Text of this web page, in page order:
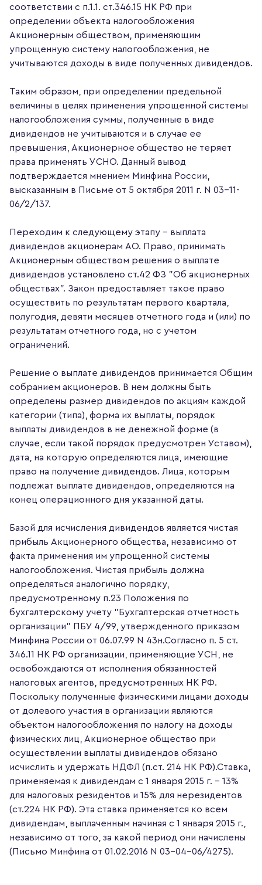
соответствии с п.1.1. ст.346.15 НК РФ при
определении объекта налогообложения
Акционерным обществом, применяющим
упрощенную систему налогообложения, не
учитываются доходы в виде полученных дивидендов.
Таким образом, при определении предельной
величины в целях применения упрощенной системы
налогообложения суммы, полученные в виде
дивидендов не учитываются и в случае ее
превышения, Акционерное общество не теряет
права применять УСНО. Данный вывод
подтверждается мнением Минфина России,
высказанным в Письме от 5 октября 2011 г. N 03-11-
06/2/137.
Переходим к следующему этапу – выплата
дивидендов акционерам АО. Право, принимать
Акционерным обществом решения о выплате
дивидендов установлено ст.42 ФЗ "Об акционерных
обществах". Закон предоставляет такое право
осуществить по результатам первого квартала,
полугодия, девяти месяцев отчетного года и (или) по
результатам отчетного года, но с учетом
ограничений.
Решение о выплате дивидендов принимается Общим
собранием акционеров. В нем должны быть
определены размер дивидендов по акциям каждой
категории (типа), форма их выплаты, порядок
выплаты дивидендов в не денежной форме (в
случае, если такой порядок предусмотрен Уставом),
дата, на которую определяются лица, имеющие
право на получение дивидендов. Лица, которым
подлежат выплате дивидендов, определяются на
конец операционного дня указанной даты.
Базой для исчисления дивидендов является чистая
прибыль Акционерного общества, независимо от
факта применения им упрощенной системы
налогообложения. Чистая прибыль должна
определяться аналогично порядку,
предусмотренному п.23 Положения по
бухгалтерскому учету "Бухгалтерская отчетность
организации" ПБУ 4/99, утвержденного приказом
Минфина России от 06.07.99 N 43н.Согласно п. 5 ст.
346.11 НК РФ организации, применяющие УСН, не
освобождаются от исполнения обязанностей
налоговых агентов, предусмотренных НК РФ.
Поскольку полученные физическими лицами доходы
от долевого участия в организации являются
объектом налогообложения по налогу на доходы
физических лиц, Акционерное общество при
осуществлении выплаты дивидендов обязано
исчислить и удержать НДФЛ (п.ст. 214 НК РФ).Ставка,
применяемая к дивидендам с 1 января 2015 г. – 13%
для налоговых резидентов и 15% для нерезидентов
(ст.224 НК РФ). Эта ставка применяется ко всем
дивидендам, выплаченным начиная с 1 января 2015 г.,
независимо от того, за какой период они начислены
(Письмо Минфина от 01.02.2016 N 03-04-06/4275).